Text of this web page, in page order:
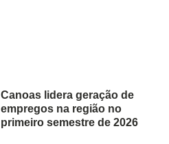
Canoas lidera geração de
empregos na região no
primeiro semestre de 2026